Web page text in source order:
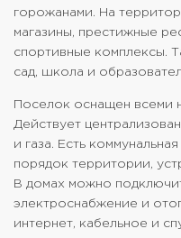
горожанами. На
магазины, престижные
спортивные комплексы.
сад, школа и
Поселок оснащен всеми
Действует
и газа. Есть
порядок территории,
В домах можно
электроснабжение и
интернет, кабельное и